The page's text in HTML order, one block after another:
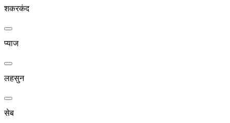
शकरकंद
प्याज
लहसुन
सेब